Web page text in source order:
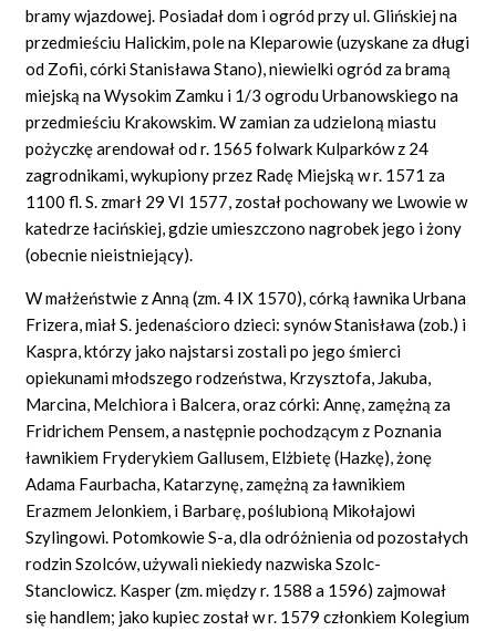
bramy wjazdowej. Posiadał dom i ogród przy ul. Glińskiej na
przedmieściu Halickim, pole na Kleparowie (uzyskane za długi
od Zofii, córki Stanisława Stano), niewielki ogród za bramą
miejską na Wysokim Zamku i 1/3 ogrodu Urbanowskiego na
przedmieściu Krakowskim. W zamian za udzieloną miastu
pożyczkę arendował od r. 1565 folwark Kulparków z 24
zagrodnikami, wykupiony przez Radę Miejską w r. 1571 za
1100 fl. S. zmarł 29 VI 1577, został pochowany we Lwowie w
katedrze łacińskiej, gdzie umieszczono nagrobek jego i żony
(obecnie nieistniejący).
W małżeństwie z Anną (zm. 4 IX 1570), córką ławnika Urbana
Frizera, miał S. jedenaścioro dzieci: synów Stanisława (zob.) i
Kaspra, którzy jako najstarsi zostali po jego śmierci
opiekunami młodszego rodzeństwa, Krzysztofa, Jakuba,
Marcina, Melchiora i Balcera, oraz córki: Annę, zamężną za
Fridrichem Pensem, a następnie pochodzącym z Poznania
ławnikiem Fryderykiem Gallusem, Elżbietę (Hazkę), żonę
Adama Faurbacha, Katarzynę, zamężną za ławnikiem
Erazmem Jelonkiem, i Barbarę, poślubioną Mikołajowi
Szylingowi. Potomkowie S-a, dla odróżnienia od pozostałych
rodzin Szolców, używali niekiedy nazwiska Szolc-
Stanclowicz. Kasper (zm. między r. 1588 a 1596) zajmował
się handlem; jako kupiec został w r. 1579 członkiem Kolegium